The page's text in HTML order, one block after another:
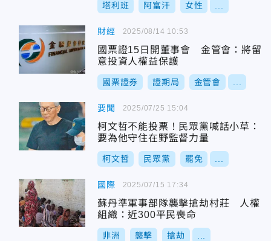
塔利班 阿富汗 女性
財經
國票證15日開董事會 金管會：將留
意投資人權益保護
國票證券 證期局 金管會
2025/08/14 10:53
要聞
柯文哲不能投票！民眾黨喊話小草：
要為他守住在野監督力量
柯文哲 民眾黨 罷免
2025/07/25 15:04
國際
蘇丹準軍事部隊襲擊搶劫村莊 人權
組織：近300平民喪命
非洲 襲擊 搶劫
2025/07/15 17:34